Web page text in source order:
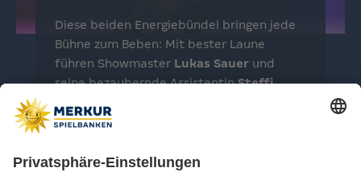
Diese beiden Energiebündel bringen jede
Bühne zum Beben: Mit bester Laune
führen Showmaster Lukas Sauer und
seine bezaubernde AssistentinSteffi
Doch Vorsicht ist geboten: Alles glauben
Umständen. Ihre Tipps sind verführerisch;